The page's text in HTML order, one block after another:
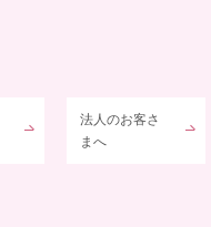
法人のお客さ
まへ